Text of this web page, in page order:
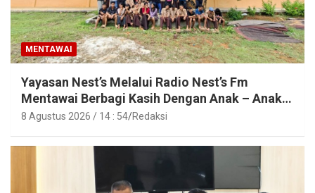
MENTAWAI
Yayasan Nest’s Melalui Radio Nest’s Fm
Mentawai Berbagi Kasih Dengan Anak – Anak
Asrama SMAN 2 Sipora
8 Agustus 2026 / 14 : 54 Redaksi